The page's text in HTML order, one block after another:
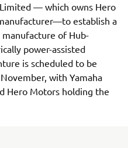
— which owns Hero
establish a
of Hub-
power-assisted
is scheduled to be
with Yamaha
Hero Motors holding the